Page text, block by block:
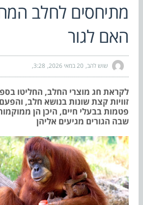
מתיחסים לחלב
האם לגור
שוש להב 20 במאי 2026 3:28
לקראת חג מוצרי החלב, החליטו
זוויות קצת שונות בנושא חלב,
פטמות בבעלי חיים, היכן הן
שבה הגורים מגיעים אליהן